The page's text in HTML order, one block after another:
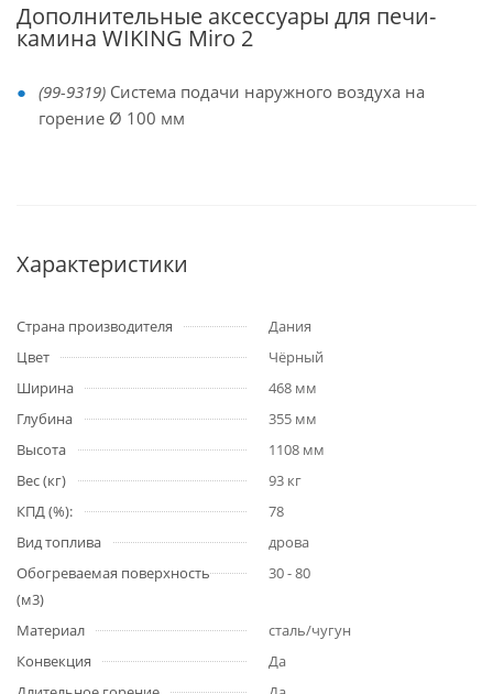
Дополнительные аксессуары для печи-
камина WIKING Miro 2
(99-9319) Система подачи наружного воздуха на
горение Ø 100 мм
Характеристики
Страна производителя
Дания
Цвет
Чёрный
Ширина
468 мм
Глубина
355 мм
Высота
1108 мм
Вес (кг)
93 кг
КПД (%):
78
Вид топлива
дрова
Обогреваемая поверхность
(м3)
30 - 80
Материал
сталь/чугун
Конвекция
Да